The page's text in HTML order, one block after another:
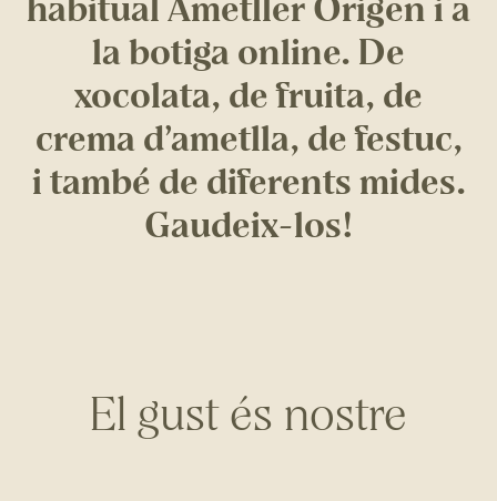
la botiga online. De
xocolata, de fruita, de
crema d’ametlla, de festuc,
i també de diferents mides.
Gaudeix-los!
El gust és nostre